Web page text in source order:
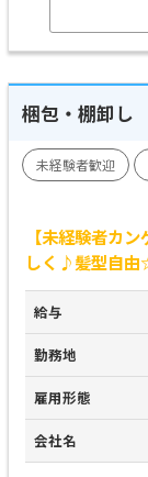
梱包・棚卸し
未経験者歓迎
【未経験者カ
しく♪髪型自由
給与
勤務地
雇用形態
会社名